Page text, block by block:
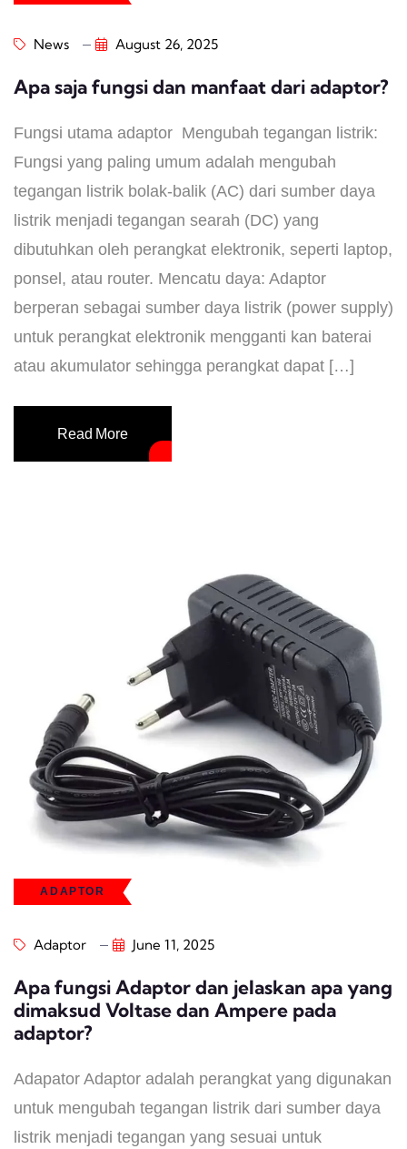
News August 26, 2025
Apa saja fungsi dan manfaat dari adaptor?
Fungsi utama adaptor Mengubah tegangan listrik:
Fungsi yang paling umum adalah mengubah
tegangan listrik bolak-balik (AC) dari sumber daya
listrik menjadi tegangan searah (DC) yang
dibutuhkan oleh perangkat elektronik, seperti laptop,
ponsel, atau router. Mencatu daya: Adaptor
berperan sebagai sumber daya listrik (power supply)
untuk perangkat elektronik mengganti kan baterai
atau akumulator sehingga perangkat dapat […]
Read More
ADAPTOR
Adaptor June 11, 2025
Apa fungsi Adaptor dan jelaskan apa yang
dimaksud Voltase dan Ampere pada
adaptor?
Adapator Adaptor adalah perangkat yang digunakan
untuk mengubah tegangan listrik dari sumber daya
listrik menjadi tegangan yang sesuai untuk